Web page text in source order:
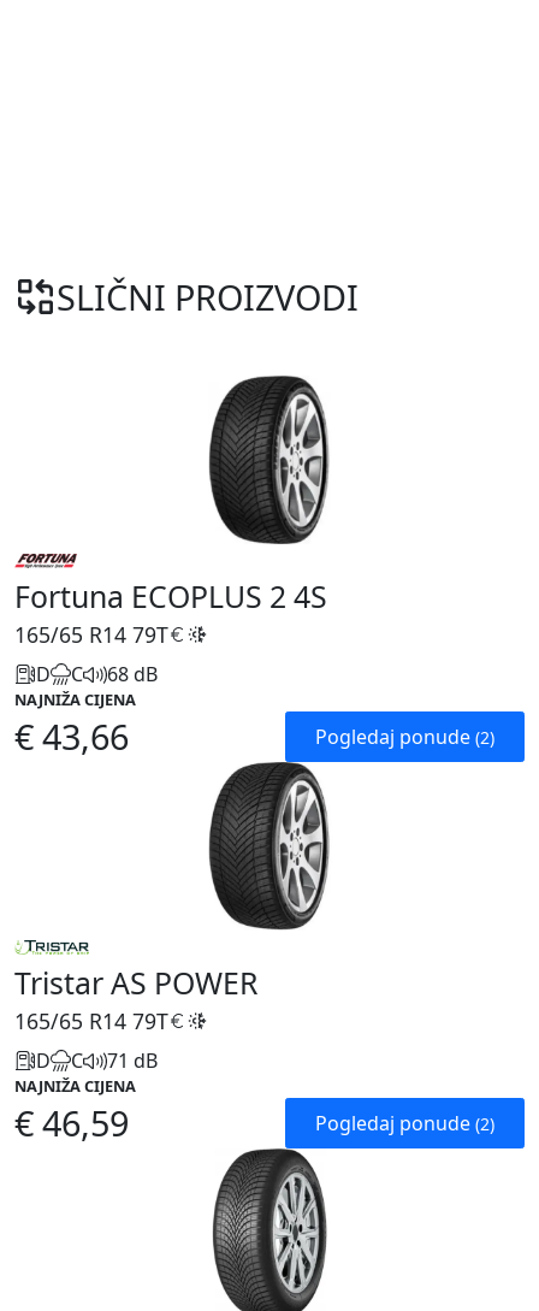
SLIČNI PROIZVODI
Fortuna ECOPLUS 2 4S
165/65 R14 79T
D C 68 dB
NAJNIŽA CIJENA
€ 43,66 Pogledaj ponude (2)
Tristar AS POWER
165/65 R14 79T
D C 71 dB
NAJNIŽA CIJENA
€ 46,59 Pogledaj ponude (2)